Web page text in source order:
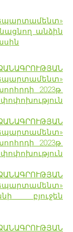
անձին
2023թ.
2023թ.
բյուջեն